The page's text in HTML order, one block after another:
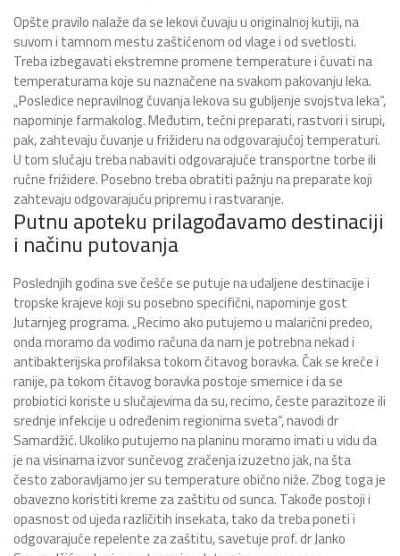
Opšte pravilo nalaže da se lekovi čuvaju u originalnoj kutiji, na
suvom i tamnom mestu zaštićenom od vlage i od svetlosti.
Treba izbegavati ekstremne promene temperature i čuvati na
temperaturama koje su naznačene na svakom pakovanju leka.
„Posledice nepravilnog čuvanja lekova su gubljenje svojstva leka“,
napominje farmakolog. Međutim, tečni preparati, rastvori i sirupi,
pak, zahtevaju čuvanje u frižideru na odgovarajućoj temperaturi.
U tom slučaju treba nabaviti odgovarajuće transportne torbe ili
ručne frižidere. Posebno treba obratiti pažnju na preparate koji
zahtevaju odgovarajuću pripremu i rastvaranje.
Putnu apoteku prilagođavamo destinaciji
i načinu putovanja
Poslednjih godina sve češće se putuje na udaljene destinacije i
tropske krajeve koji su posebno specifični, napominje gost
Jutarnjeg programa. „Recimo ako putujemo u malarični predeo,
onda moramo da vodimo računa da nam je potrebna nekad i
antibakterijska profilaksa tokom čitavog boravka. Čak se kreće i
ranije, pa tokom čitavog boravka postoje smernice i da se
probiotici koriste u slučajevima da su, recimo, česte parazitoze ili
srednje infekcije u određenim regionima sveta“, navodi dr
Samardžić. Ukoliko putujemo na planinu moramo imati u vidu da
je na visinama izvor sunčevog zračenja izuzetno jak, na šta
često zaboravljamo jer su temperature obično niže. Zbog toga je
obavezno koristiti kreme za zaštitu od sunca. Takođe postoji i
opasnost od ujeda različitih insekata, tako da treba poneti i
odgovarajuće repelente za zaštitu, savetuje prof. dr Janko